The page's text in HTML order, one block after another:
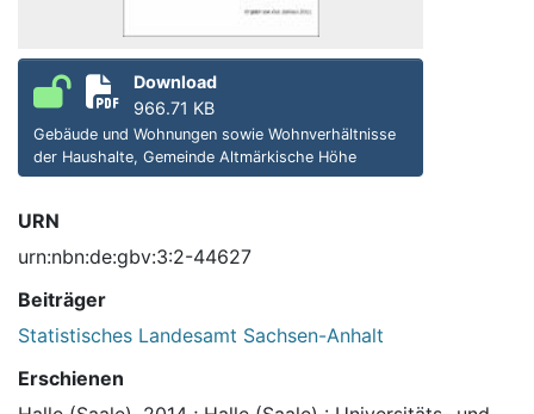
Download
966.71 KB
Gebäude und Wohnungen sowie Wohnverhältnisse
der Haushalte, Gemeinde Altmärkische Höhe
URN
urn:nbn:de:gbv:3:2-44627
Beiträger
Statistisches Landesamt Sachsen-Anhalt
Erschienen